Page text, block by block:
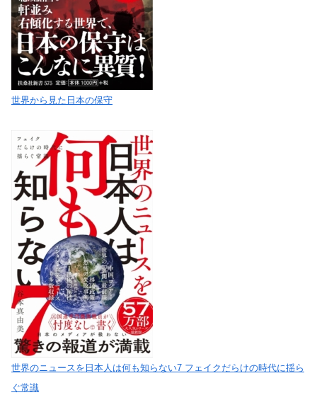
世界から見た日本の保守
世界のニュースを日本人は何も知らない7 フェイクだらけの時代に揺ら
ぐ常識